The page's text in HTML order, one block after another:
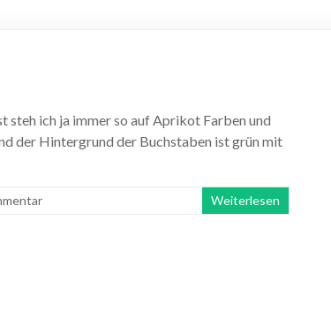
steh ich ja immer so auf Aprikot Farben und
der Hintergrund der Buchstaben ist grün mit
Weiterlesen